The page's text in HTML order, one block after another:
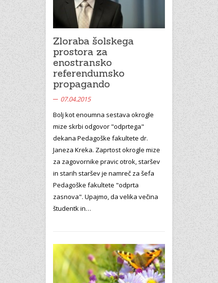
Zloraba šolskega
prostora za
enostransko
referendumsko
propagando
07.04.2015
Bolj kot enoumna sestava okrogle
mize skrbi odgovor "odprtega"
dekana Pedagoške fakultete dr.
Janeza Kreka. Zaprtost okrogle mize
za zagovornike pravic otrok, staršev
in starih staršev je namreč za šefa
Pedagoške fakultete "odprta
zasnova". Upajmo, da velika večina
študentk in…